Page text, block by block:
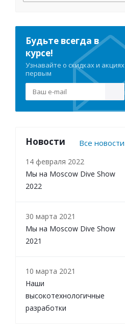
Будьте всегда в
курсе!
Узнавайте о скидках и акциях
первым
Новости Все новости
14 февраля 2022
Мы на Moscow Dive Show
2022
30 марта 2021
Мы на Moscow Dive Show
2021
10 марта 2021
Наши
высокотехнологичные
разработки